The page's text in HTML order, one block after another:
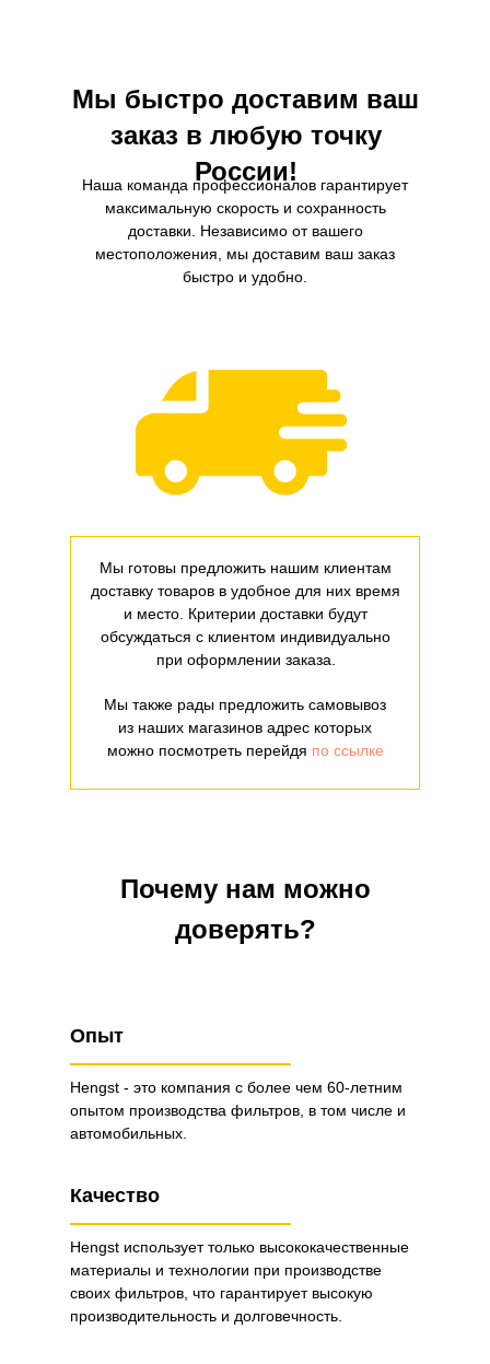
Мы быстро доставим ваш
заказ в любую точку
России!
Мы готовы предложить нашим клиентам
доставку товаров в удобное для них время
и место. Критерии доставки будут
обсуждаться с клиентом индивидуально
при оформлении заказа.
Мы также рады предложить самовывоз
из наших магазинов адрес которых
можно посмотреть перейдя по ссылке
Наша команда профессионалов гарантирует
максимальную скорость и сохранность
доставки. Независимо от вашего
местоположения, мы доставим ваш заказ
быстро и удобно.
Почему нам можно
доверять?
Опыт
Hengst - это компания с более чем 60-летним
опытом производства фильтров, в том числе и
автомобильных.
Качество
Hengst использует только высококачественные
материалы и технологии при производстве
своих фильтров, что гарантирует высокую
производительность и долговечность.